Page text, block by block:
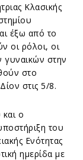
Κλασικής
έξω από το
οι ρόλοι, οι
γυναικών στην
στο
στις 5/8.
ο
του
Ενότητας
ημερίδα με